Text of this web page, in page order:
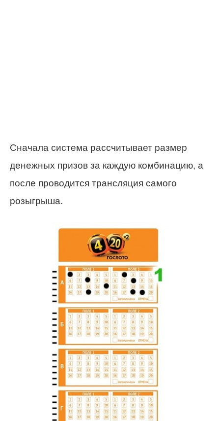
Сначала система рассчитывает размер
денежных призов за каждую комбинацию, а
после проводится трансляция самого
розыгрыша.